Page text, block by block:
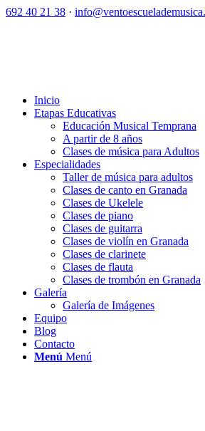
692 40 21 38 ·
Inicio
Etapas Educativas
Educación Musical Temprana
A partir de 8 años
Clases de música para Adultos
Especialidades
Taller de música para adultos
Clases de canto en Granada
Clases de Ukelele
Clases de piano
Clases de guitarra
Clases de violín en Granada
Clases de clarinete
Clases de flauta
Clases de trombón en Granada
Galería
Galería de Imágenes
Equipo
Blog
Contacto
Menú Menú